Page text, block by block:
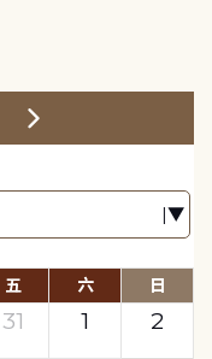
五 六 日
31 1
2